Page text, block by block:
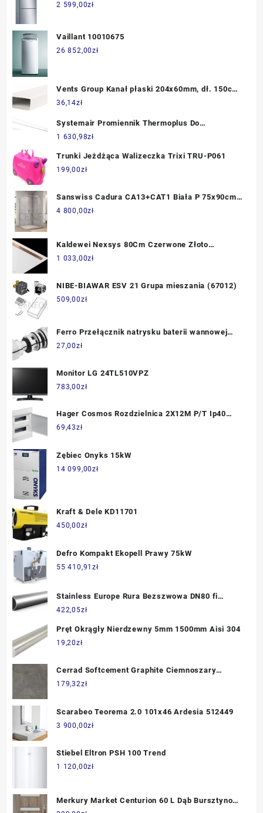
2 599,00zł
Vaillant 10010675
26 852,00zł
Vents Group Kanał płaski 204x60mm, dł. 150cm
(515)
36,14zł
Systemair Promiennik Thermoplus Do
Pomieszczeń Suchych Ec60021
1 630,98zł
Trunki Jeżdżąca Walizeczka Trixi TRU-P061
199,00zł
Sanswiss Cadura CA13+CAT1 Biała P 75x90cm
CA13D0750907+CAT10900907
4 800,00zł
Kaldewei Nexsys 80Cm Czerwone Złoto
Szczotkowane 687771230955
1 033,00zł
NIBE-BIAWAR ESV 21 Grupa mieszania (67012)
509,00zł
Ferro Przełącznik natrysku baterii wannowej
Ancona (65-SWITCH)
27,00zł
Monitor LG 24TL510VPZ
783,00zł
Hager Cosmos Rozdzielnica 2X12M P/T Ip40
Drzwi Pełne (vr212pp)
69,43zł
Zębiec Onyks 15kW
14 099,00zł
Kraft & Dele KD11701
450,00zł
Defro Kompakt Ekopell Prawy 75kW
55 410,91zł
Stainless Europe Rura Bezszwowa DN80 fi
88,9x3,05Mm 304/304L 50Cm
422,05zł
Pręt Okrągły Nierdzewny 5mm 1500mm Aisi 304
19,20zł
Cerrad Softcement Graphite Ciemnoszary
120x120
179,32zł
Scarabeo Teorema 2.0 101x46 Ardesia 512449
3 900,00zł
Stiebel Eltron PSH 100 Trend
1 120,00zł
Merkury Market Centurion 60 L Dąb Bursztynowy